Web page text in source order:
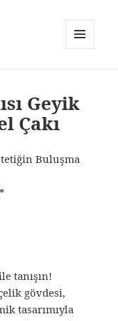
Geyik
Çakı
Buluşma
tanışın!
gövdesi,
tasarımıyla